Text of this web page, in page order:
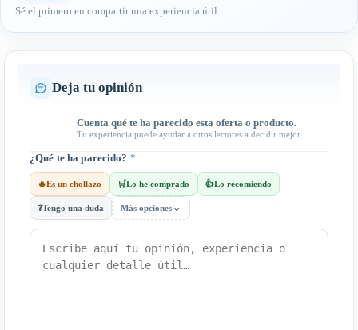
Sé el primero en compartir una experiencia útil.
Deja tu opinión
Cuenta qué te ha parecido esta oferta o producto.
Tu experiencia puede ayudar a otros lectores a decidir mejor.
¿Qué te ha parecido? *
🔥Es un chollazo 🛒Lo he comprado 👍Lo recomiendo
❓Tengo una duda Más opciones ⌄